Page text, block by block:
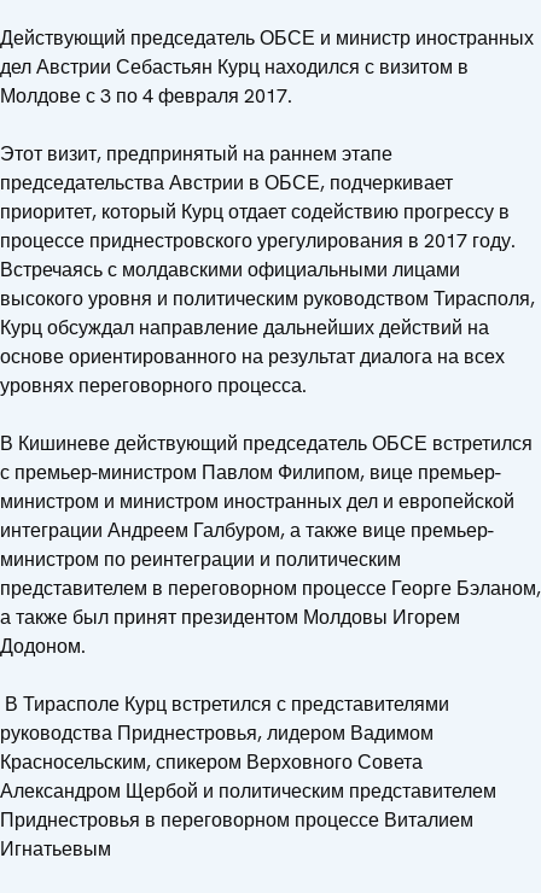
Действующий председатель ОБСЕ и министр иностранных
дел Австрии Себастьян Курц находился с визитом в
Молдове с 3 по 4 февраля 2017.
Этот визит, предпринятый на раннем этапе
председательства Австрии в ОБСЕ, подчеркивает
приоритет, который Курц отдает содействию прогрессу в
процессе приднестровского урегулирования в 2017 году.
Встречаясь с молдавскими официальными лицами
высокого уровня и политическим руководством Тирасполя,
Курц обсуждал направление дальнейших действий на
основе ориентированного на результат диалога на всех
уровнях переговорного процесса.
В Кишиневе действующий председатель ОБСЕ встретился
с премьер-министром Павлом Филипом, вице премьер-
министром и министром иностранных дел и европейской
интеграции Андреем Галбуром, а также вице премьер-
министром по реинтеграции и политическим
представителем в переговорном процессе Георге Бэланом,
а также был принят президентом Молдовы Игорем
Додоном.
В Тирасполе Курц встретился с представителями
руководства Приднестровья, лидером Вадимом
Красносельским, спикером Верховного Совета
Александром Щербой и политическим представителем
Приднестровья в переговорном процессе Виталием
Игнатьевым